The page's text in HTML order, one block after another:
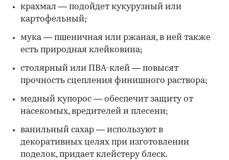
крахмал — подойдет кукурузный или
картофельный;
мука — пшеничная или ржаная, в ней также
есть природная клейковина;
столярный или ПВА-клей — повысят
прочность сцепления финишного раствора;
медный купорос — обеспечит защиту от
насекомых, вредителей и плесени;
ванильный сахар — используют в
декоративных целях при изготовлении
поделок, придает клейстеру блеск.